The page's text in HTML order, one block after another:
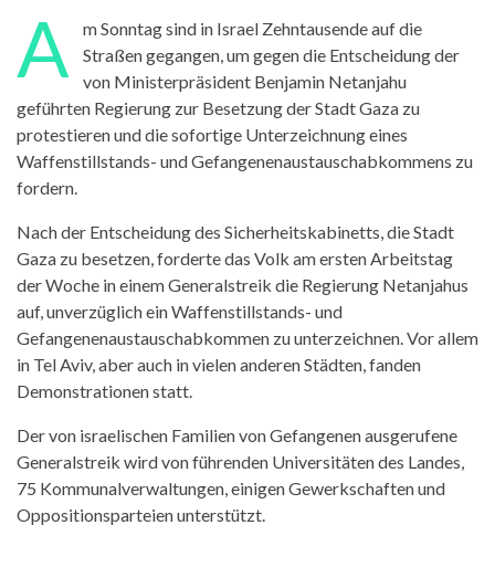
A
m Sonntag sind in Israel Zehntausende auf die
Straßen gegangen, um gegen die Entscheidung der
von Ministerpräsident Benjamin Netanjahu
geführten Regierung zur Besetzung der Stadt Gaza zu
protestieren und die sofortige Unterzeichnung eines
Waffenstillstands- und Gefangenenaustauschabkommens zu
fordern.
Nach der Entscheidung des Sicherheitskabinetts, die Stadt
Gaza zu besetzen, forderte das Volk am ersten Arbeitstag
der Woche in einem Generalstreik die Regierung Netanjahus
auf, unverzüglich ein Waffenstillstands- und
Gefangenenaustauschabkommen zu unterzeichnen. Vor allem
in Tel Aviv, aber auch in vielen anderen Städten, fanden
Demonstrationen statt.
Der von israelischen Familien von Gefangenen ausgerufene
Generalstreik wird von führenden Universitäten des Landes,
75 Kommunalverwaltungen, einigen Gewerkschaften und
Oppositionsparteien unterstützt.